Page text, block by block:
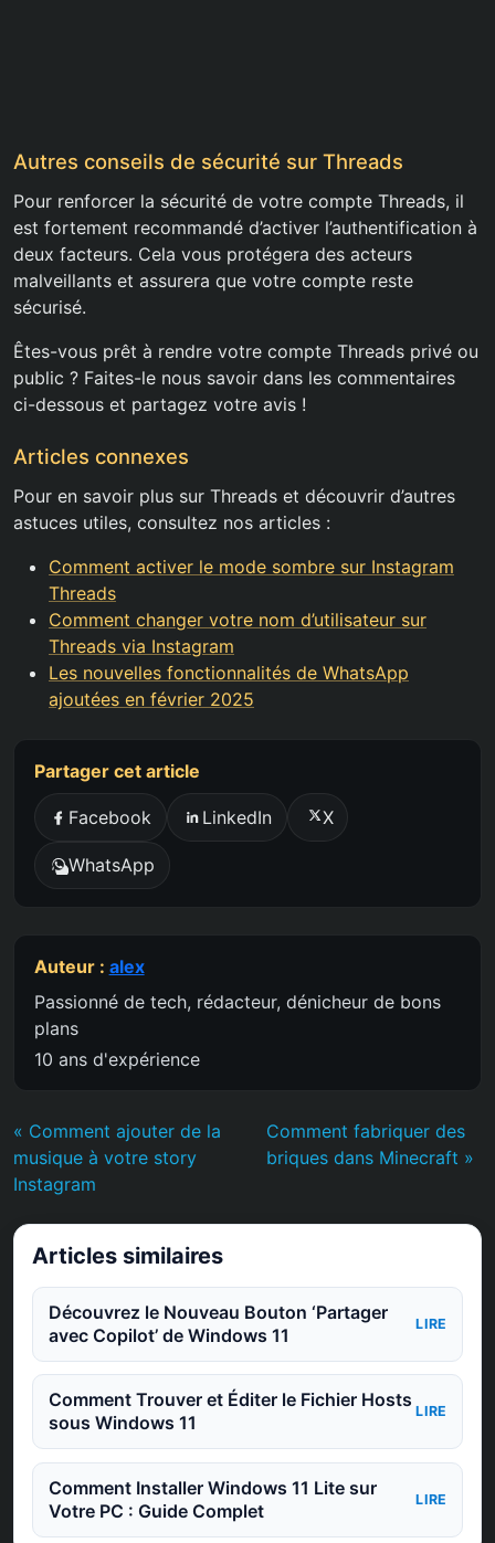
Autres conseils de sécurité sur Threads
Pour renforcer la sécurité de votre compte Threads, il
est fortement recommandé d’activer l’authentification à
deux facteurs. Cela vous protégera des acteurs
malveillants et assurera que votre compte reste
sécurisé.
Êtes-vous prêt à rendre votre compte Threads privé ou
public ? Faites-le nous savoir dans les commentaires
ci-dessous et partagez votre avis !
Articles connexes
Pour en savoir plus sur Threads et découvrir d’autres
astuces utiles, consultez nos articles :
Comment activer le mode sombre sur Instagram
Threads
Comment changer votre nom d’utilisateur sur
Threads via Instagram
Les nouvelles fonctionnalités de WhatsApp
ajoutées en février 2025
Partager cet article
Facebook LinkedIn X
WhatsApp
Auteur : alex
Passionné de tech, rédacteur, dénicheur de bons
plans
10 ans d'expérience
« Comment ajouter de la
musique à votre story
Instagram
Comment fabriquer des
briques dans Minecraft »
Articles similaires
Découvrez le Nouveau Bouton ‘Partager
avec Copilot’ de Windows 11
LIRE
Comment Trouver et Éditer le Fichier Hosts
sous Windows 11
LIRE
Comment Installer Windows 11 Lite sur
Votre PC : Guide Complet
LIRE